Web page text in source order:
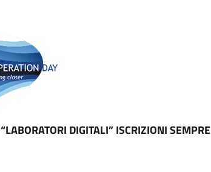
DIGITALI” ISCRIZIONI SEMPRE